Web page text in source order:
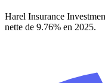
Harel Insurance
nette de 9.76% en 2025.